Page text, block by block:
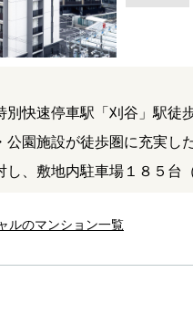
別快速停車駅「刈谷」駅徒
園施設が徒歩圏に充実し
、敷地内駐車場１８５台
ルのマンション一覧